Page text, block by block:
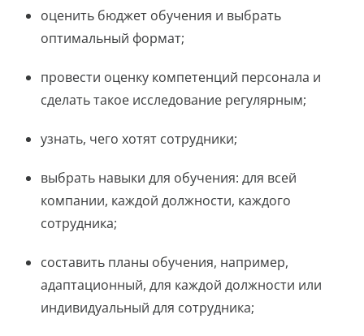
оценить бюджет обучения и выбрать
оптимальный формат;
провести оценку компетенций персонала и
сделать такое исследование регулярным;
узнать, чего хотят сотрудники;
выбрать навыки для обучения: для всей
компании, каждой должности, каждого
сотрудника;
составить планы обучения, например,
адаптационный, для каждой должности или
индивидуальный для сотрудника;